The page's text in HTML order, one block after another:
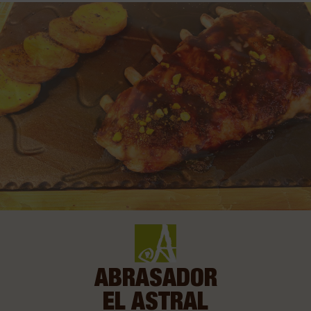
ABRASADOR
EL ASTRAL